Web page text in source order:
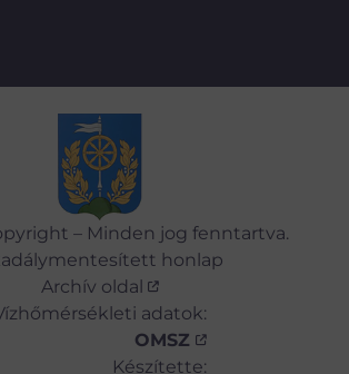
– Minden jog fenntartva.
honlap
Archív oldal
adatok:
OMSZ
Készítette: